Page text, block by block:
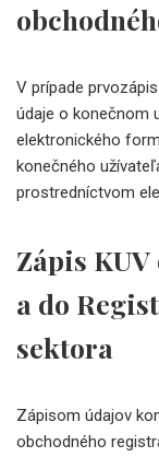
V prípade
údaje o konečnom
elektronického
konečného
prostredníctvom
Zápis
a do
sektora
Zápisom údajov
obchodného